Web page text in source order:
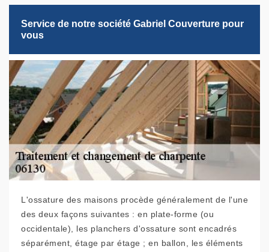
Service de notre société Gabriel Couverture pour
vous
L'ossature des maisons procède généralement de l'une
des deux façons suivantes : en plate-forme (ou
occidentale), les planchers d'ossature sont encadrés
séparément, étage par étage ; en ballon, les éléments